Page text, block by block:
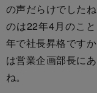
の声だらけでした
のは22年4月のこ
年で社長昇格です
は営業企画部長に
ね。